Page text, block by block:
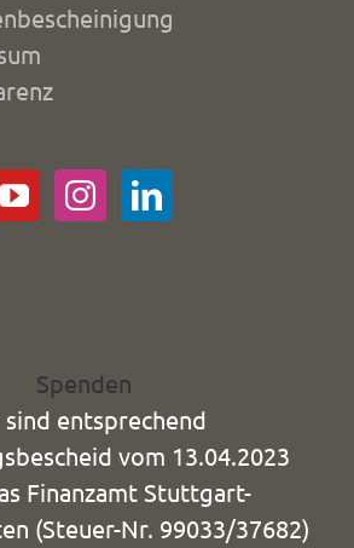
Spenden
entsprechend
vom 13.04.2023
Finanzamt Stuttgart-
(Steuer-Nr. 99033/37682)